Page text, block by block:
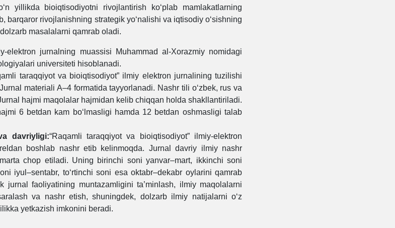
yillikda bioiqtisodiyotni rivojlantirish ko‘plab mamlakatlarning
barqaror rivojlanishning strategik yo‘nalishi va iqtisodiy o‘sishning
masalalarni qamrab oladi.
elektron jurnalning muassisi Muhammad al-Xorazmiy nomidagi
universiteti hisoblanadi.
taraqqiyot va bioiqtisodiyot” ilmiy elektron jurnalining tuzilishi
materiali A–4 formatida tayyorlanadi. Nashr tili o‘zbek, rus va
hajmi maqolalar hajmidan kelib chiqqan holda shakllantiriladi.
6 betdan kam bo‘lmasligi hamda 12 betdan oshmasligi talab
davriyligi:“Raqamli taraqqiyot va bioiqtisodiyot” ilmiy-elektron
boshlab nashr etib kelinmoqda. Jurnal davriy ilmiy nashr
chop etiladi. Uning birinchi soni yanvar–mart, ikkinchi soni
iyul–sentabr, to‘rtinchi soni esa oktabr–dekabr oylarini qamrab
jurnal faoliyatining muntazamligini ta’minlash, ilmiy maqolalarni
va nashr etish, shuningdek, dolzarb ilmiy natijalarni o‘z
yetkazish imkonini beradi.